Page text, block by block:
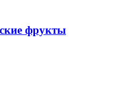
фрукты